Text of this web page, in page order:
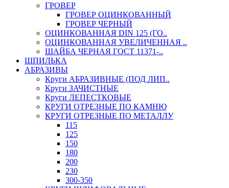
ГРОВЕР
ГРОВЕР ОЦИНКОВАННЫЙ
ГРОВЕР ЧЕРНЫЙ
ОЦИНКОВАННАЯ DIN 125 (ГО..
ОЦИНКОВАННАЯ УВЕЛИЧЕННАЯ ..
ШАЙБА ЧЕРНАЯ ГОСТ 11371-..
ШПИЛЬКА
АБРАЗИВЫ
Круги АБРАЗИВНЫЕ (ПОД ЛИП..
Круги ЗАЧИСТНЫЕ
Круги ЛЕПЕСТКОВЫЕ
КРУГИ ОТРЕЗНЫЕ ПО КАМНЮ
КРУГИ ОТРЕЗНЫЕ ПО МЕТАЛЛУ
115
125
150
180
200
230
300-350